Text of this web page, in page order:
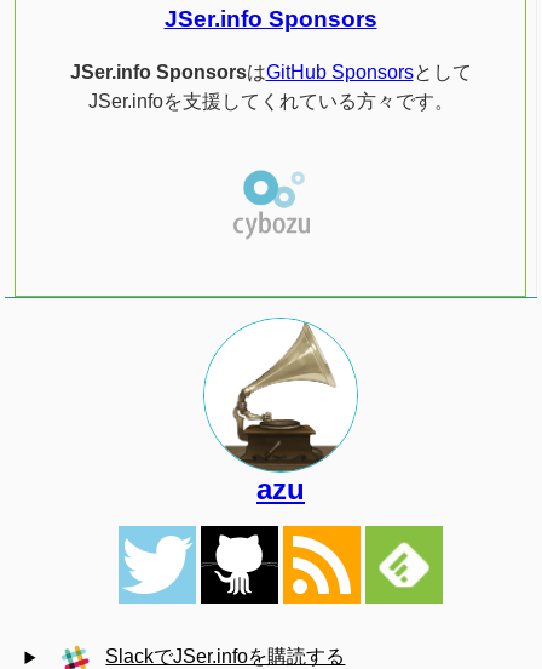
JSer.info Sponsors
JSer.info SponsorsはGitHub Sponsorsとして
JSer.infoを支援してくれている方々です。
azu
SlackでJSer.infoを購読する